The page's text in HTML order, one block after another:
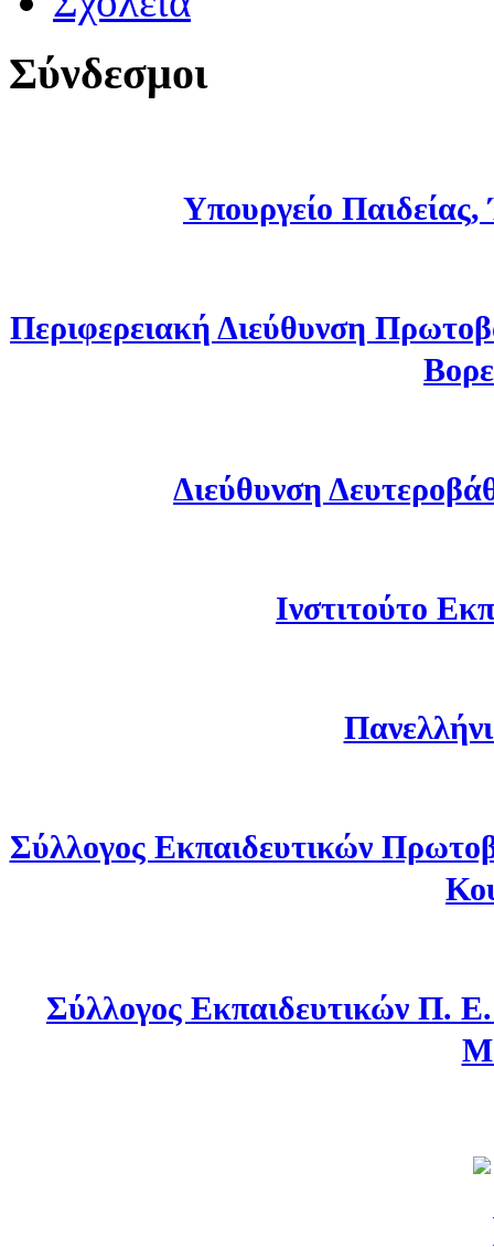
Σύνδεσμοι
Υπουργείο
Περιφερειακή Διεύθυνση
Διεύθυνση
Ινστιτούτο
Σύλλογος Εκπαιδευτικών
Σύλλογος Εκπαιδευτικών Π.